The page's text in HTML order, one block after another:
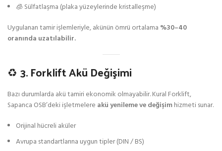
🧊 Sülfatlaşma (plaka yüzeylerinde kristalleşme)
Uygulanan tamir işlemleriyle, akünün ömrü ortalama %30–40
oranında uzatılabilir.
♻️ 3. Forklift Akü Değişimi
Bazı durumlarda akü tamiri ekonomik olmayabilir. Kural Forklift,
Sapanca OSB’deki işletmelere akü yenileme ve değişimhizmeti sunar.
Orijinal hücreli aküler
Avrupa standartlarına uygun tipler (DIN / BS)